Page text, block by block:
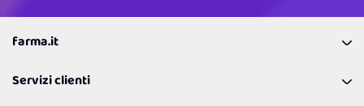
farma.it
Coupon
Servizi clienti